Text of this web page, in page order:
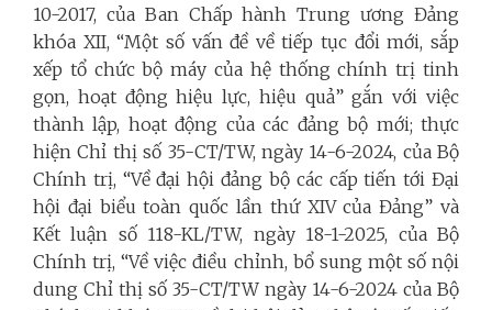
10-2017, của Ban Chấp hành Trung ương Đảng
khóa XII, “Một số vấn đề về tiếp tục đổi mới, sắp
xếp tổ chức bộ máy của hệ thống chính trị tinh
gọn, hoạt động hiệu lực, hiệu quả” gắn với việc
thành lập, hoạt động của các đảng bộ mới; thực
hiện Chỉ thị số 35-CT/TW, ngày 14-6-2024, của Bộ
Chính trị, “Về đại hội đảng bộ các cấp tiến tới Đại
hội đại biểu toàn quốc lần thứ XIV của Đảng” và
Kết luận số 118-KL/TW, ngày 18-1-2025, của Bộ
Chính trị, “Về việc điều chỉnh, bổ sung một số nội
dung Chỉ thị số 35-CT/TW ngày 14-6-2024 của Bộ